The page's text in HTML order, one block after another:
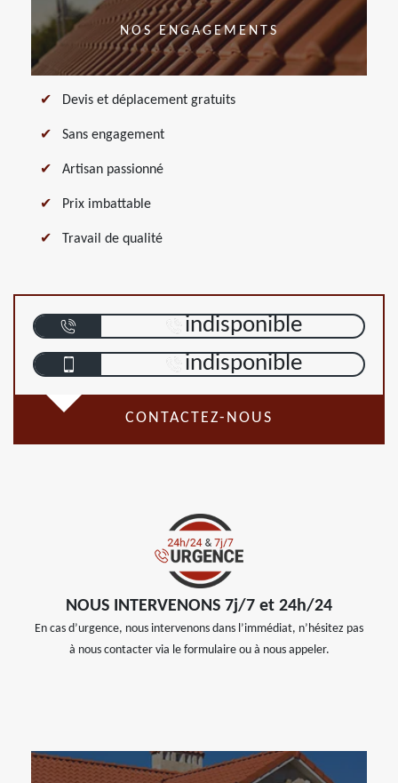
NOS ENGAGEMENTS
Devis et déplacement gratuits
Sans engagement
Artisan passionné
Prix imbattable
Travail de qualité
indisponible
indisponible
CONTACTEZ-NOUS
NOUS INTERVENONS 7j/7 et 24h/24
En cas d’urgence, nous intervenons dans l’immédiat, n’hésitez pas
à nous contacter via le formulaire ou à nous appeler.